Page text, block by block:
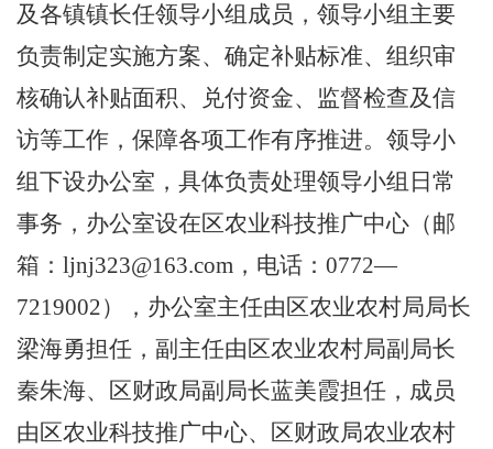
及各镇镇长任领导小组成员，领导小组主要
负责制定实施方案、确定补贴标准、组织审
核确认补贴面积、兑付资金、监督检查及信
访等工作，保障各项工作有序推进。领导小
组下设办公室，具体负责处理领导小组日常
事务，办公室设在区农业科技推广中心（邮
箱 ： ljnj323@163.com ， 电话： 0772—
7219002） ， 办公室主任由区农业农村局局长
梁海勇担任，副主任由区农业农村局副局长
秦朱海、区财政局副局长蓝美霞担任，成员
由区农业科技推广中心、区财政局农业农村